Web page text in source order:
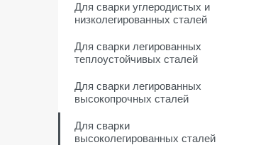
Для сварки углеродистых и
низколегированных сталей
Для сварки легированных
теплоустойчивых сталей
Для сварки легированных
высокопрочных сталей
Для сварки
высоколегированных сталей